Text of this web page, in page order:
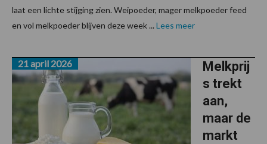
laat een lichte stijging zien. Weipoeder, mager melkpoeder feed
en vol melkpoeder blijven deze week ... Lees meer
Melkprij
s trekt
aan,
maar de
markt
21 april 2026